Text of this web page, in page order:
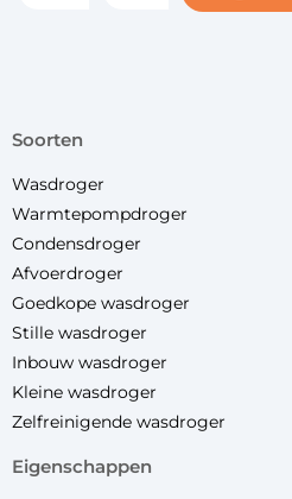
soorten
Wasdroger
Warmtepompdroger
Condensdroger
Afvoerdroger
Goedkope wasdroger
Stille wasdroger
Inbouw wasdroger
Kleine wasdroger
Zelfreinigende wasdroger
eigenschappen